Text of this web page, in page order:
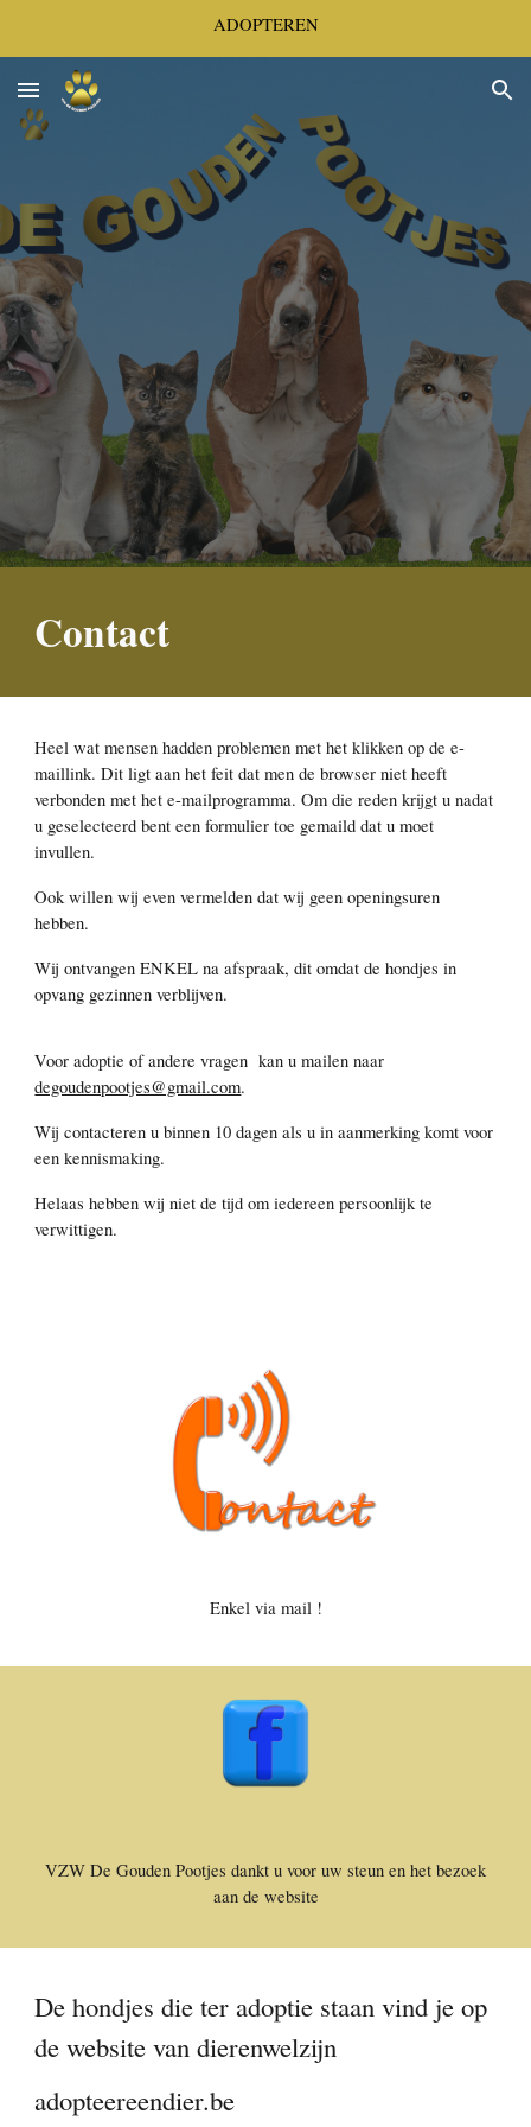
ADOPTEREN
Contact
Heel wat mensen hadden problemen met het klikken op de e-
maillink. Dit ligt aan het feit dat men de browser niet heeft
verbonden met het e-mailprogramma. Om die reden krijgt u nadat
u geselecteerd bent een formulier toe gemaild dat u moet
invullen.
Ook willen wij even vermelden dat wij geen openingsuren
hebben.
Wij ontvangen ENKEL na afspraak, dit omdat de hondjes in
opvang gezinnen verblijven.
Voor adoptie of andere vragen kan u mailen naar
degoudenpootjes@gmail.com.
Wij contacteren u binnen 10 dagen als u in aanmerking komt voor
een kennismaking.
Helaas hebben wij niet de tijd om iedereen persoonlijk te
verwittigen.
Enkel via mail !
VZW De Gouden Pootjes dankt u voor uw steun en het bezoek
aan de website
De hondjes die ter adoptie staan vind je op
de website van dierenwelzijn
adopteereendier.be